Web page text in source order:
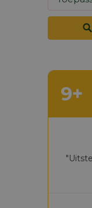
9+